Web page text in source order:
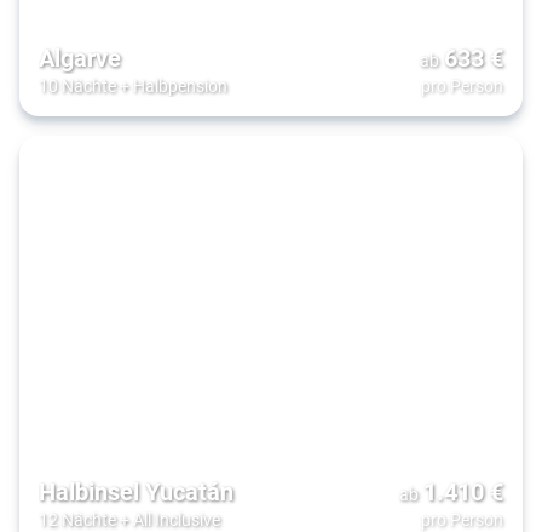
Algarve
10 Nächte+ Halbpension
ab 633€
pro Person
Halbinsel Yucatán
12 Nächte+ All Inclusive
ab 1.410€
pro Person